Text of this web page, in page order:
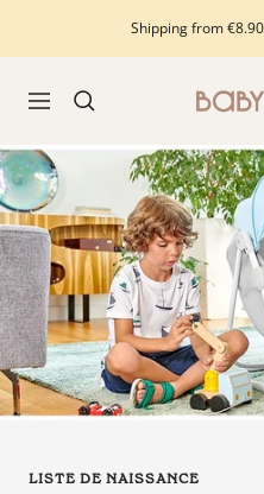
Shipping from
Navigation
pour
la
Chambre
bébé,
petite-
enfance
et
Tout
ce
LISTE DE NAISSANCE